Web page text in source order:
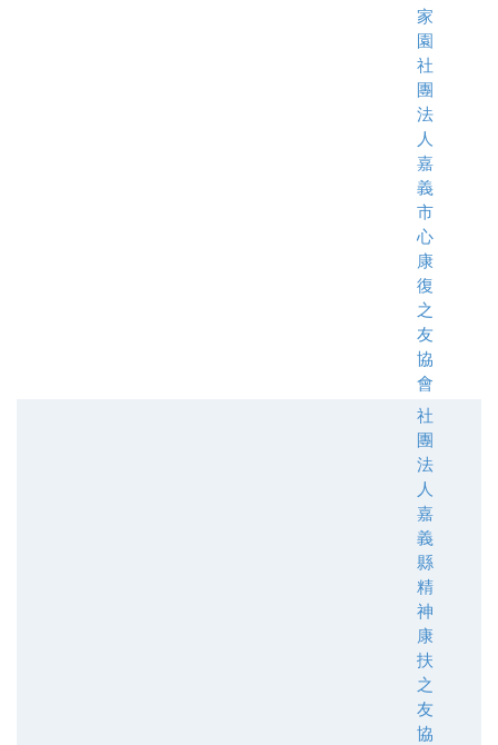
家
園
社
團
法
人
嘉
義
市
心
康
復
之
友
協
會
社
團
法
人
嘉
義
縣
精
神
康
扶
之
友
協